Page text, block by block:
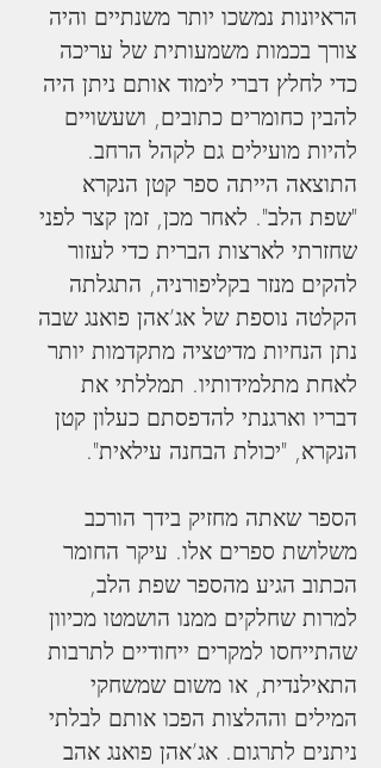
הראיונות נמשכו יותר משנתיים והיה
צורך בכמות משמעותית של עריכה
כדי לחלץ דברי לימוד אותם ניתן היה
להבין כחומרים כתובים, ושעשויים
להיות מועילים גם לקהל הרחב.
התוצאה הייתה ספר קטן הנקרא
"שפת הלב". לאחר מכן, זמן קצר לפני
שחזרתי לארצות הברית כדי לעזור
להקים מנזר בקליפורניה, התגלתה
הקלטה נוספת של אג’אהן פואנג שבה
נתן הנחיות מדיטציה מתקדמות יותר
לאחת מתלמידותיו. תמללתי את
דבריו וארגנתי להדפסתם כעלון קטן
הנקרא, "יכולת הבחנה עילאית".
הספר שאתה מחזיק בידך הורכב
משלושת ספרים אלו. עיקר החומר
הכתוב הגיע מהספר שפת הלב,
למרות שחלקים ממנו הושמטו מכיוון
שהתייחסו למקרים ייחודיים לתרבות
התאילנדית, או משום שמשחקי
המילים וההלצות הפכו אותם לבלתי
ניתנים לתרגום. אג’אהן פואנג אהב